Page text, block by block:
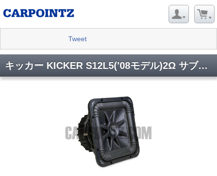
Tweet
キッカー KICKER S12L5('08モデル)2Ω サブウーハー(KICKER08S12L52)